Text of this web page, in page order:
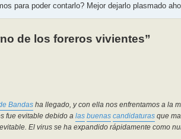
para poder contarlo? Mejor dejarlo plasmado
de los foreros vivientes”
Bandas ha llegado, y con ella nos enfrentamos a la
fue evitable debido a las buenas candidaturas que
El virus se ha expandido rápidamente como